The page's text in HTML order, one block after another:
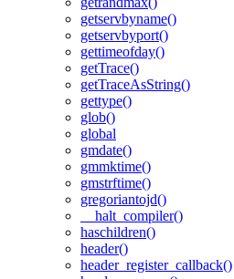
getservbyname()
getservbyport()
gettimeofday()
getTrace()
getTraceAsString()
gettype()
glob()
global
gmdate()
gmmktime()
gmstrftime()
gregoriantojd()
__halt_compiler()
haschildren()
header()
header_register_callback()